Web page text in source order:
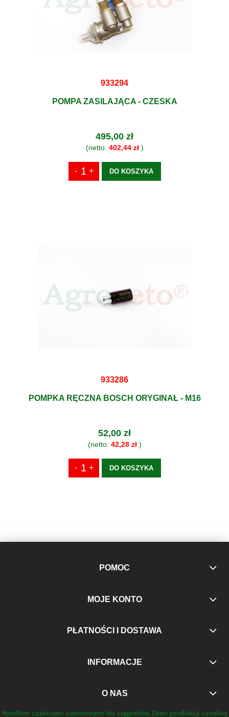
933294
POMPA ZASILAJĄCA - CZESKA
495,00 zł
(netto: 402,44 zł)
DO KOSZYKA
933286
POMPKA RĘCZNA BOSCH ORYGINAŁ - M16
52,00 zł
(netto: 42,28 zł)
DO KOSZYKA
POMOC
MOJE KONTO
PŁATNOŚCI I DOSTAWA
INFORMACJE
O NAS
Handlem częściami zamiennymi do ciągników Zetor produkcji czeskiej